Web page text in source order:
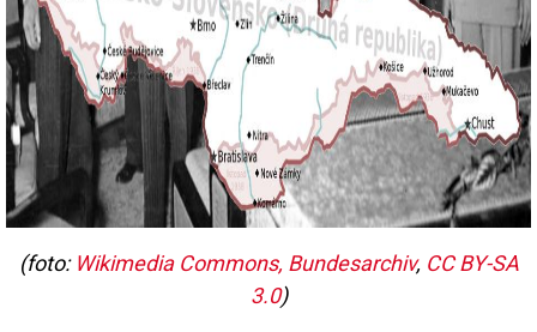
(foto: Wikimedia Commons, Bundesarchiv, CC BY-SA
3.0)